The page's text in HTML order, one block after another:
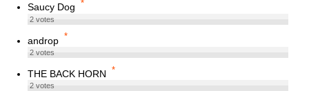
Saucy Dog *
2votes
androp *
2votes
THE BACK HORN *
2votes